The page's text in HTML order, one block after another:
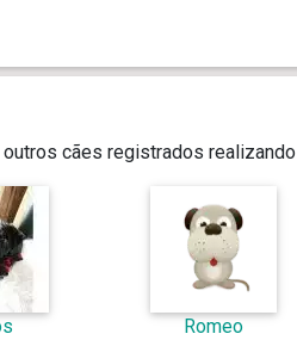
cães registrados realizando
Romeo